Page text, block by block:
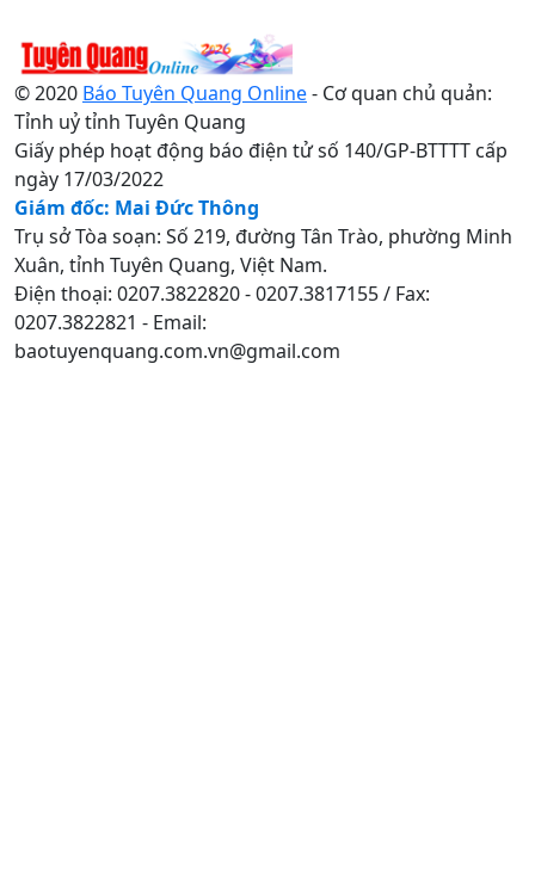
© 2020 Báo Tuyên Quang Online- Cơ quan chủ quản:
Tỉnh uỷ tỉnh Tuyên Quang
Giấy phép hoạt động báo điện tử số 140/GP-BTTTT cấp
ngày 17/03/2022
Giám đốc: Mai Đức Thông
Trụ sở Tòa soạn: Số 219, đường Tân Trào, phường Minh
Xuân, tỉnh Tuyên Quang, Việt Nam.
Điện thoại: 0207.3822820 - 0207.3817155 / Fax:
0207.3822821 - Email:
baotuyenquang.com.vn@gmail.com